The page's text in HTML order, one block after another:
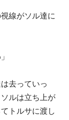
線がソル達に
去っていっ
ルは立ち上が
トルサに渡し